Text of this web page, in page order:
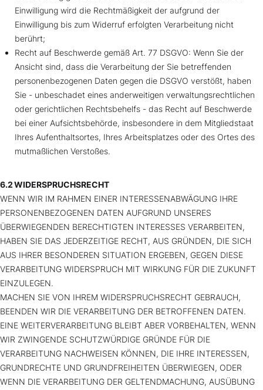
Einwilligung wird die Rechtmäßigkeit der aufgrund der
Einwilligung bis zum Widerruf erfolgten Verarbeitung nicht
berührt;
Recht auf Beschwerde gemäß Art. 77 DSGVO: Wenn Sie der
Ansicht sind, dass die Verarbeitung der Sie betreffenden
personenbezogenen Daten gegen die DSGVO verstößt, haben
Sie - unbeschadet eines anderweitigen verwaltungsrechtlichen
oder gerichtlichen Rechtsbehelfs - das Recht auf Beschwerde
bei einer Aufsichtsbehörde, insbesondere in dem Mitgliedstaat
Ihres Aufenthaltsortes, Ihres Arbeitsplatzes oder des Ortes des
mutmaßlichen Verstoßes.
6.2 WIDERSPRUCHSRECHT
WENN WIR IM RAHMEN EINER INTERESSENABWÄGUNG IHRE
PERSONENBEZOGENEN DATEN AUFGRUND UNSERES
ÜBERWIEGENDEN BERECHTIGTEN INTERESSES VERARBEITEN,
HABEN SIE DAS JEDERZEITIGE RECHT, AUS GRÜNDEN, DIE SICH
AUS IHRER BESONDEREN SITUATION ERGEBEN, GEGEN DIESE
VERARBEITUNG WIDERSPRUCH MIT WIRKUNG FÜR DIE ZUKUNFT
EINZULEGEN.
MACHEN SIE VON IHREM WIDERSPRUCHSRECHT GEBRAUCH,
BEENDEN WIR DIE VERARBEITUNG DER BETROFFENEN DATEN.
EINE WEITERVERARBEITUNG BLEIBT ABER VORBEHALTEN, WENN
WIR ZWINGENDE SCHUTZWÜRDIGE GRÜNDE FÜR DIE
VERARBEITUNG NACHWEISEN KÖNNEN, DIE IHRE INTERESSEN,
GRUNDRECHTE UND GRUNDFREIHEITEN ÜBERWIEGEN, ODER
WENN DIE VERARBEITUNG DER GELTENDMACHUNG, AUSÜBUNG